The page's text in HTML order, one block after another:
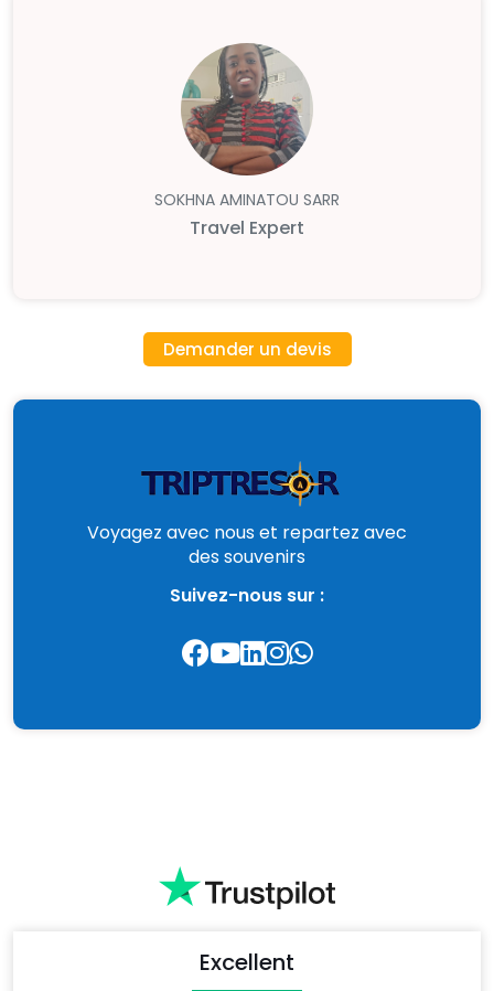
SOKHNA AMINATOU SARR
Travel Expert
Demander un devis
Voyagez avec nous et repartez avec
des souvenirs
Suivez-nous sur :
Excellent